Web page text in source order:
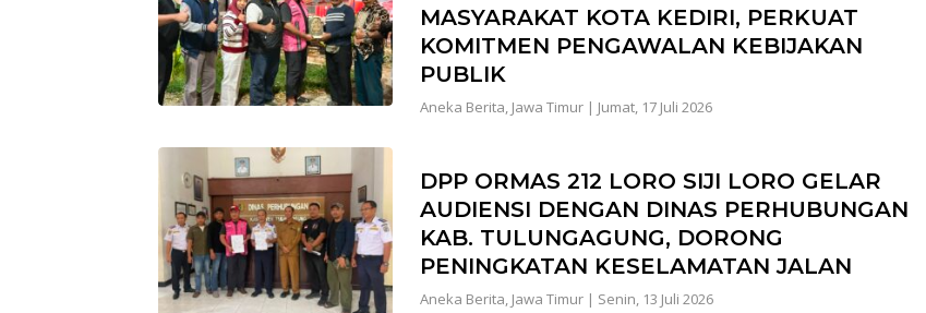
MASYARAKAT KOTA KEDIRI, PERKUAT
KOMITMEN PENGAWALAN KEBIJAKAN
PUBLIK
Aneka Berita, Jawa Timur| Jumat, 17 Juli 2026
DPP ORMAS 212 LORO SIJI LORO GELAR
AUDIENSI DENGAN DINAS PERHUBUNGAN
KAB. TULUNGAGUNG, DORONG
PENINGKATAN KESELAMATAN JALAN
Aneka Berita Jawa Timur| Senin, 13 Juli 2026